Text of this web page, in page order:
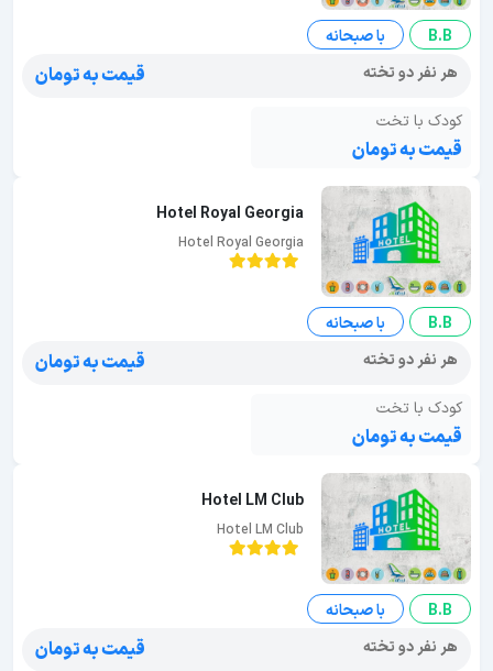
B.B
با صبحانه
هر نفر دو تخته
قیمت به تومان
کودک با تخت
قیمت به تومان
Hotel Royal Georgia
Hotel Royal Georgia
B.B
با صبحانه
هر نفر دو تخته
قیمت به تومان
کودک با تخت
قیمت به تومان
Hotel LM Club
Hotel LM Club
B.B
با صبحانه
هر نفر دو تخته
قیمت به تومان